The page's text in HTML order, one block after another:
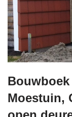
Bouwboek
Moestuin,